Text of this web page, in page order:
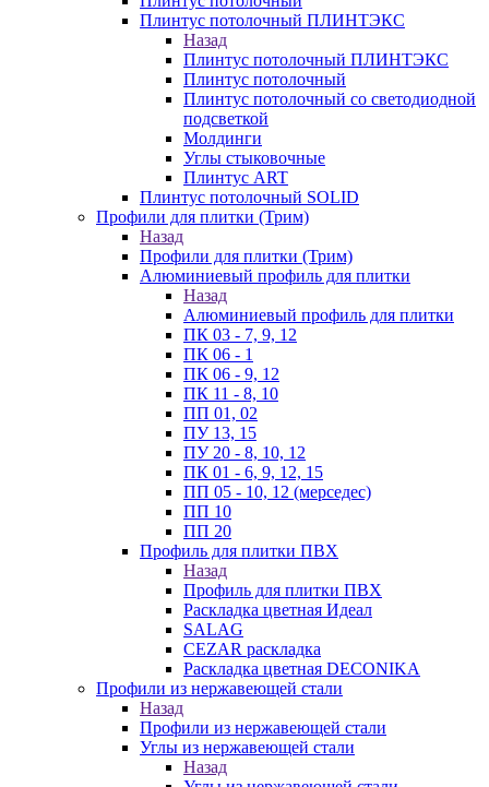
Плинтус потолочный ПЛИНТЭКС
Назад
Плинтус потолочный ПЛИНТЭКС
Плинтус потолочный
Плинтус потолочный со светодиодной
подсветкой
Молдинги
Углы стыковочные
Плинтус ART
Плинтус потолочный SOLID
Профили для плитки (Трим)
Назад
Профили для плитки (Трим)
Алюминиевый профиль для плитки
Назад
Алюминиевый профиль для плитки
ПК 03 - 7, 9, 12
ПК 06 - 1
ПК 06 - 9, 12
ПК 11 - 8, 10
ПП 01, 02
ПУ 13, 15
ПУ 20 - 8, 10, 12
ПК 01 - 6, 9, 12, 15
ПП 05 - 10, 12 (мерседес)
ПП 10
ПП 20
Профиль для плитки ПВХ
Назад
Профиль для плитки ПВХ
Раскладка цветная Идеал
SALAG
CEZAR раскладка
Раскладка цветная DECONIKA
Профили из нержавеющей стали
Назад
Профили из нержавеющей стали
Углы из нержавеющей стали
Назад